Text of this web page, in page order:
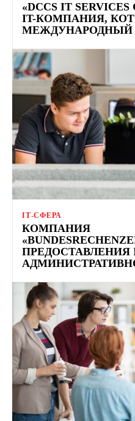
«DCCS IT
IT-КОМПАНИЯ,
МЕЖДУНАРОДНЫЙ
ІТ-СФЕРА
КОМПАНИЯ
ПРЕДОСТАВЛЕНИЯ